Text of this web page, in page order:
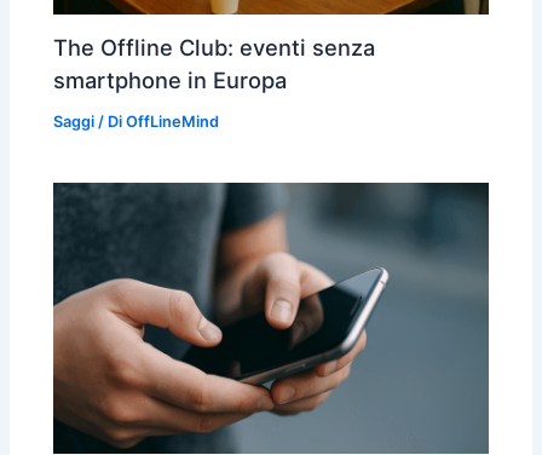
The Offline Club: eventi senza
smartphone in Europa
Saggi / DiOffLineMind